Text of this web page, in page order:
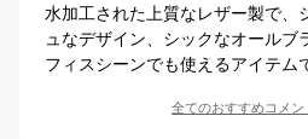
水加工された上質なレザー製で、
ュなデザイン、シックなオールブ
フィスシーンでも使えるアイテム
全てのおすすめコメン